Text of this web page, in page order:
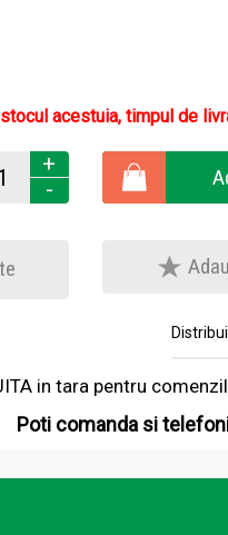
acestuia, timpul de
+
-
in tara pentru
Poti comanda si